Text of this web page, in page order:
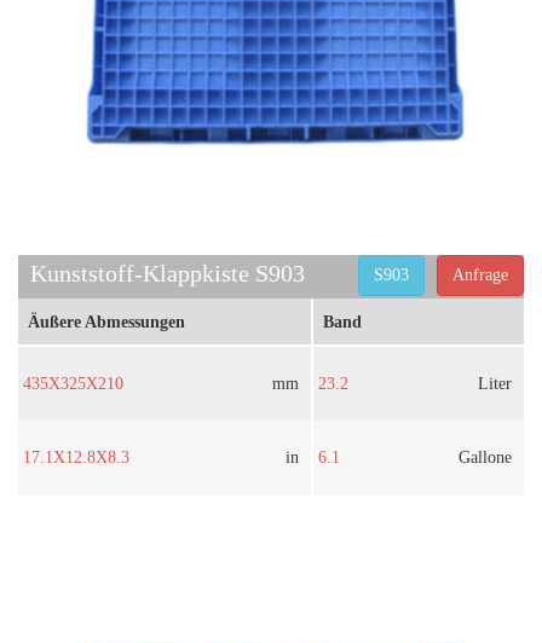
Kunststoff-Klappkiste S903 Anfrage
S903
Äußere Abmessungen
435X325X210 mm
17.1X12.8X8.3 in
Band
23.2 Liter
6.1 Gallone